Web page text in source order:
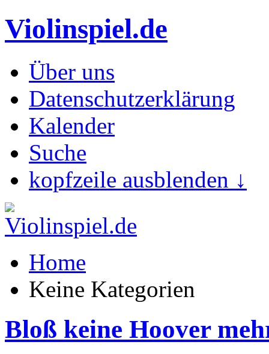
Violinspiel.de
Über uns
Datenschutzerklärung
Kalender
Suche
kopfzeile ausblenden ↓
Home
Keine Kategorien
Bloß keine Hoover